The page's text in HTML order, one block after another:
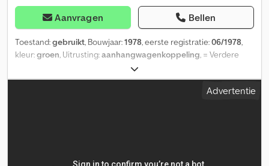
Aanvragen Bellen
Toestand:gebruikt, Bouwjaar:1978, eerste registratie:06/1978,
kleur:groen, Uitrusting:aanhangwagenkoppeling, = Verdere
opties en accessoires = - Stuurbekrachtiging = Verdere
informatie = Tellerstand: 15.715 km Aandrijving: vierwielaandrijving
Leeggewicht: 3.950 kg Toegestane totaalgewicht: 3.950 kgAdvertentie